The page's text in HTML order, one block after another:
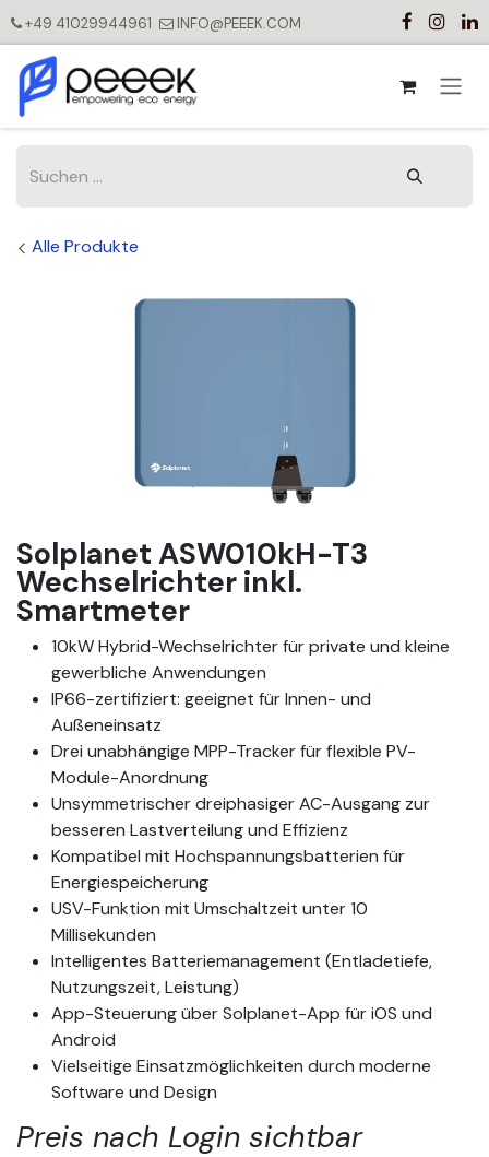
+49 41029944961 INFO@PEEEK.COM
Alle Produkte
Solplanet ASW010kH-T3
Wechselrichter inkl.
Smartmeter
10kW Hybrid-Wechselrichter für private und kleine
gewerbliche Anwendungen
IP66-zertifiziert: geeignet für Innen- und
Außeneinsatz
Drei unabhängige MPP-Tracker für flexible PV-
Module-Anordnung
Unsymmetrischer dreiphasiger AC-Ausgang zur
besseren Lastverteilung und Effizienz
Kompatibel mit Hochspannungsbatterien für
Energiespeicherung
USV-Funktion mit Umschaltzeit unter 10
Millisekunden
Intelligentes Batteriemanagement (Entladetiefe,
Nutzungszeit, Leistung)
App-Steuerung über Solplanet-App für iOS und
Android
Vielseitige Einsatzmöglichkeiten durch moderne
Software und Design
Preis nach Login sichtbar